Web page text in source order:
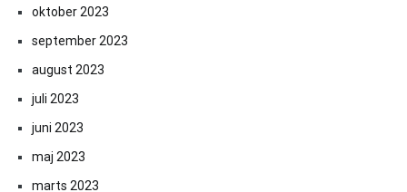
oktober 2023
september 2023
august 2023
juli 2023
juni 2023
maj 2023
marts 2023